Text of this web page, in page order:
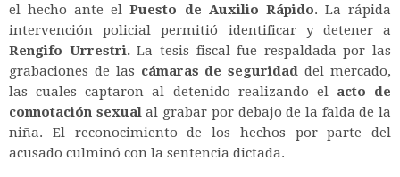
el hecho ante elPuesto de Auxilio Rápido. La rápida
intervención policial permitió identificar y detener a
Rengifo Urrestri.La tesis fiscal fue respaldada por las
grabaciones de las cámaras de seguridad del mercado,
las cuales captaron al detenido realizando el acto de
connotación sexualal grabar por debajo de la falda de la
niña. El reconocimiento de los hechos por parte del
acusado culminó con la sentencia dictada.